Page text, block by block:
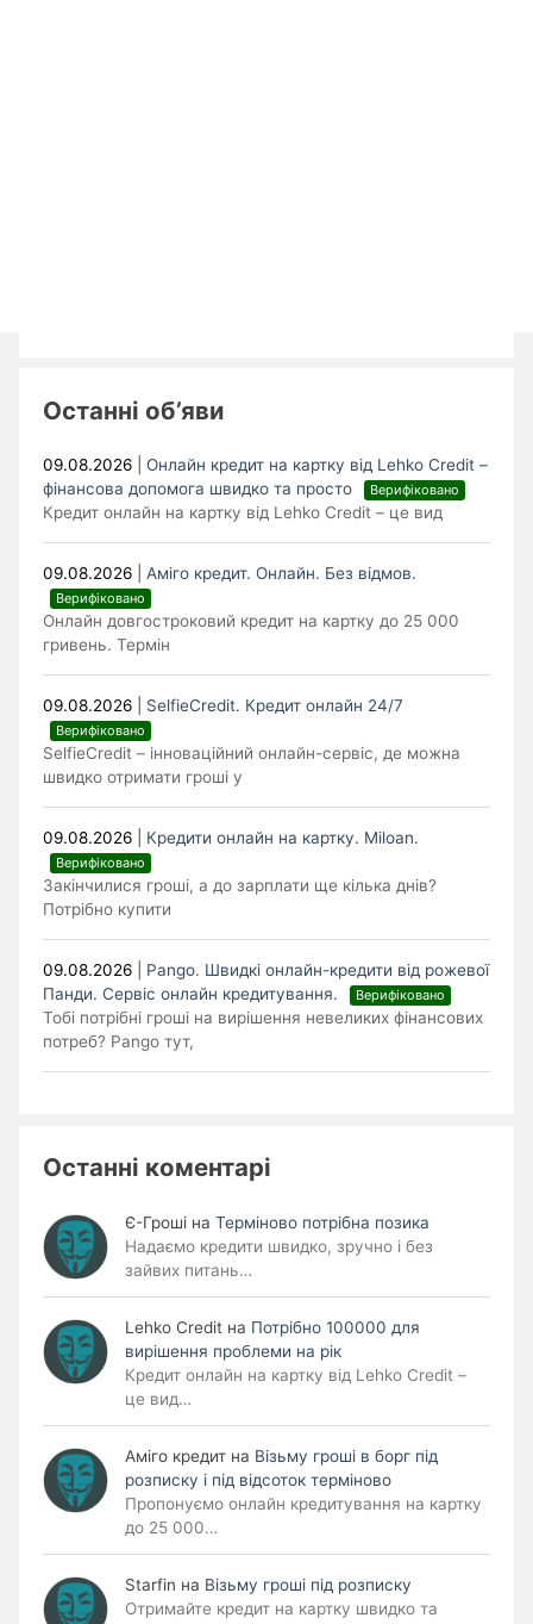
Останні об’яви
09.08.2026 |Онлайн кредит на картку від Lehko Сredit –
фінансова допомога швидко та просто
Верифіковано
Кредит онлайн на картку від Lehko Credit – це вид
09.08.2026 Аміго кредит. Онлайн. Без відмов.
Верифіковано
Онлайн довгостроковий кредит на картку до 25 000
гривень. Термін
09.08.2026 SelfieCredit. Кредит онлайн 24/7
Верифіковано
SelfieCredit – інноваційний онлайн-сервіс, де можна
швидко отримати гроші у
09.08.2026 Кредити онлайн на картку. Miloan.
Верифіковано
Закінчилися гроші, а до зарплати ще кілька днів?
Потрібно купити
09.08.2026
Pango. Швидкі онлайн-кредити від рожевої
Панди. Cервіс онлайн кредитування.
Верифіковано
Тобі потрібні гроші на вирішення невеликих фінансових
потреб? Pango тут,
Останні коментарі
Є-Гроші на Терміново потрібна позика
Надаємо кредити швидко, зручно і без
зайвих питань…
Lehko Сredit на Потрібно 100000 для
вирішення проблеми на рік
Кредит онлайн на картку від Lehko Credit –
це вид…
Аміго кредит на Візьму гроші в борг під
розписку і під відсоток терміново
Пропонуємо онлайн кредитування на картку
до 25 000…
Starfin на Візьму гроші під розписку
Отримайте кредит на картку швидко та